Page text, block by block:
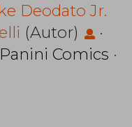
Deodato Jr.
(Autor)
·
Panini Comics ·